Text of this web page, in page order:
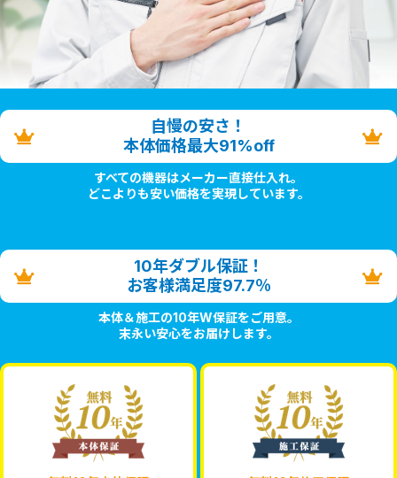
自慢の安さ！
本体価格最大91%off
すべての機器はメーカー直接仕入れ。
どこよりも安い価格を実現しています。
10年ダブル保証！
お客様満足度97.7％
本体＆施工の10年W保証をご用意。
末永い安心をお届けします。